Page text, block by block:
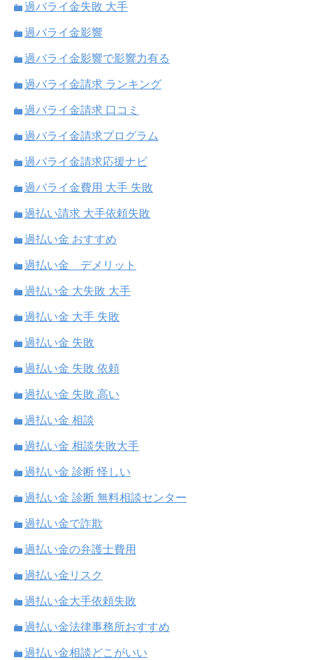
過バライ金失敗 大手
過バライ金影響
過バライ金影響で影響力有る
過バライ金請求 ランキング
過バライ金請求 口コミ
過バライ金請求プログラム
過バライ金請求応援ナビ
過バライ金費用 大手 失敗
過払い請求 大手依頼失敗
過払い金 おすすめ
過払い金 デメリット
過払い金 大失敗 大手
過払い金 大手 失敗
過払い金 失敗
過払い金 失敗 依頼
過払い金 失敗 高い
過払い金 相談
過払い金 相談失敗大手
過払い金 診断 怪しい
過払い金 診断 無料相談センター
過払い金で詐欺
過払い金の弁護士費用
過払い金リスク
過払い金大手依頼失敗
過払い金法律事務所おすすめ
過払い金相談どこがいい